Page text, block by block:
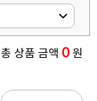
총 상품 금액 0원